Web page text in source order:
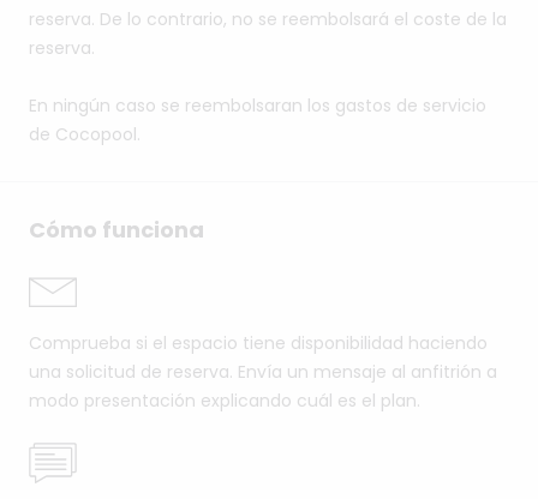
reserva. De lo contrario, no se reembolsará el coste de la
reserva.
En ningún caso se reembolsaran los gastos de servicio
de Cocopool.
Cómo funciona
Comprueba si el espacio tiene disponibilidad haciendo
una solicitud de reserva. Envía un mensaje al anfitrión a
modo presentación explicando cuál es el plan.